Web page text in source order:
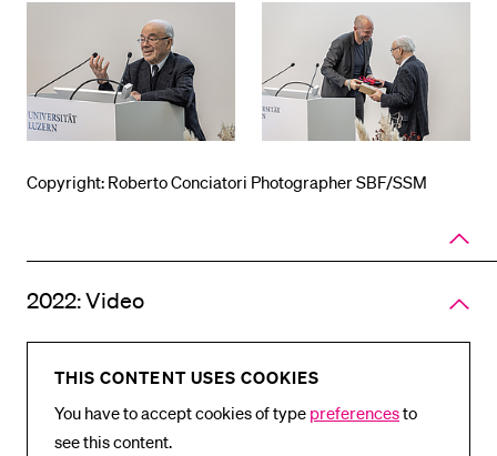
Copyright: Roberto Conciatori Photographer SBF/SSM
Close
panel
of
2022: Video
THIS CONTENT USES COOKIES
You have to accept cookies of type preferencesto
see this content.